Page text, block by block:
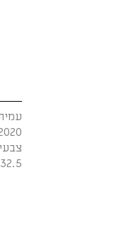
32.5×38.5 ס"מ